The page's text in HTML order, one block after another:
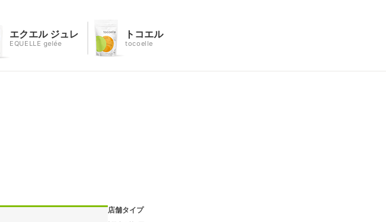
エクエル ジュレ
EQUELLE gelée
トコエル
tocoelle
店舗タイプ